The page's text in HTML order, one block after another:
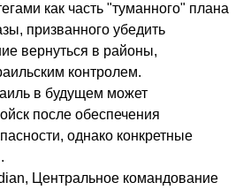
как часть "туманного" плана
призванного убедить
вернуться в районы,
контролем.
в будущем может
после обеспечения
однако конкретные
Центральное командование